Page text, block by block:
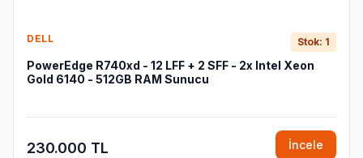
DELL Stok: 1
PowerEdge R740xd - 12 LFF + 2 SFF - 2x Intel Xeon
Gold 6140 - 512GB RAM Sunucu
230.000 TL İncele